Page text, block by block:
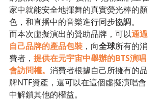
家中就能安全地揮舞的真實熒光棒的顏
色，和直播中的音樂進行同步協調。
而本次虛擬演出的贊助品牌，可以通過
自己品牌的產品包裝 ，向全球所有的消
費者， 提供在元宇宙中舉辦的BTS演唱
會訪問權。 消費者根據自己所擁有的品
牌NTF資產，還可以在這個虛擬演唱會
中解鎖其他的權益。